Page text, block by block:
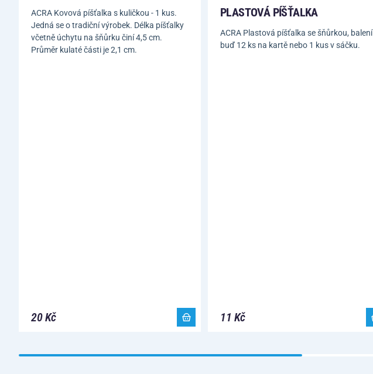
ACRA Kovová píšťalka s kuličkou - 1 kus.
Jedná se o tradiční výrobek. Délka píšťalky
včetně úchytu na šňůrku činí 4,5 cm.
Průměr kulaté části je 2,1 cm.
20 Kč
PLASTOVÁ PÍŠŤALKA
ACRA Plastová píšťalka se šňůrkou, balení
buď 12 ks na kartě nebo 1 kus v sáčku.
11 Kč